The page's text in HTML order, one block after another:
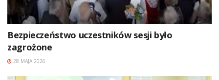
Bezpieczeństwo uczestników sesji było
zagrożone
28 MAJA 2026